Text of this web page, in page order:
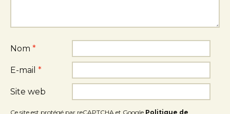
Nom *
E-mail *
Site web
Ce site est protégé par reCAPTCHA et Google Politique de